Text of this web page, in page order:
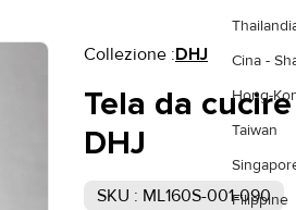
Cina -
Hong-
Taiwan
Filippine
Collezione :DHJ
Tela da
DHJ
SKU : ML160S-001-090